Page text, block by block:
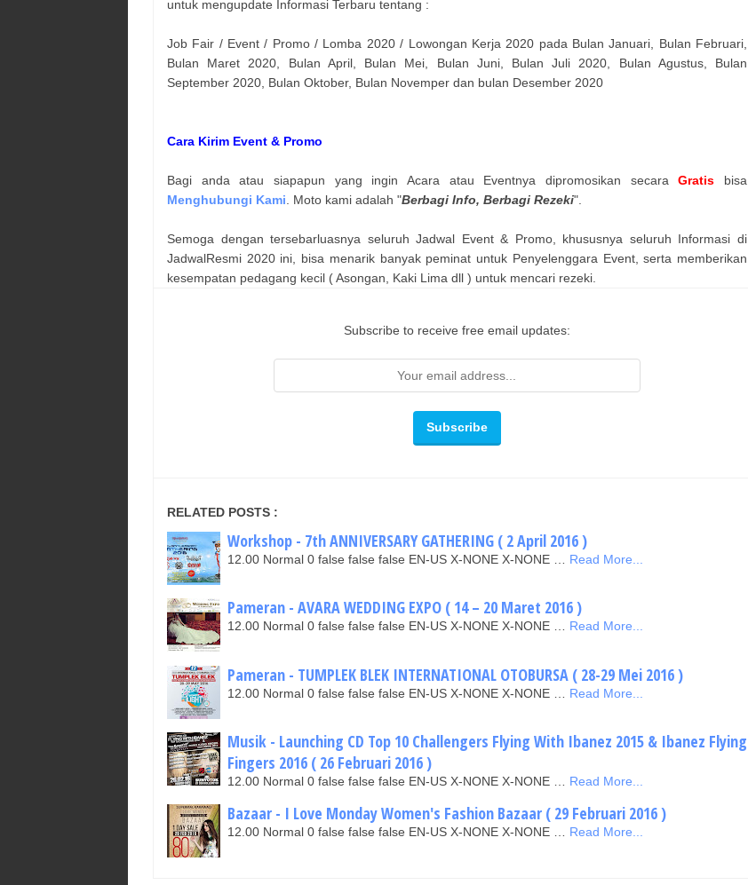
untuk mengupdate Informasi Terbaru tentang :
Job Fair / Event / Promo / Lomba 2020 / Lowongan Kerja 2020 pada Bulan Januari, Bulan Februari,
Bulan Maret 2020, Bulan April, Bulan Mei, Bulan Juni, Bulan Juli 2020, Bulan Agustus, Bulan
September 2020, Bulan Oktober, Bulan Novemper dan bulan Desember 2020
Cara Kirim Event & Promo
Bagi anda atau siapapun yang ingin Acara atau Eventnya dipromosikan secaraGratis bisa
Menghubungi Kami . Moto kami adalah "Berbagi Info, Berbagi Rezeki".
Semoga dengan tersebarluasnya seluruh Jadwal Event & Promo, khususnya seluruh Informasi di
JadwalResmi 2020 ini, bisa menarik banyak peminat untuk Penyelenggara Event, serta memberikan
kesempatan pedagang kecil ( Asongan, Kaki Lima dll ) untuk mencari rezeki.
Subscribe to receive free email updates:
RELATED POSTS :
Workshop - 7th ANNIVERSARY GATHERING ( 2 April 2016 )
12.00 Normal 0 false false false EN-US X-NONE X-NONE … Read More...
Pameran - AVARA WEDDING EXPO ( 14 – 20 Maret 2016 )
12.00 Normal 0 false false false EN-US X-NONE X-NONE … Read More...
Pameran - TUMPLEK BLEK INTERNATIONAL OTOBURSA ( 28-29 Mei 2016 )
12.00 Normal 0 false false false EN-US X-NONE X-NONE … Read More...
Musik - Launching CD Top 10 Challengers Flying With Ibanez 2015 & Ibanez Flying
Fingers 2016 ( 26 Februari 2016 )
12.00 Normal 0 false false false EN-US X-NONE X-NONE … Read More...
Bazaar - I Love Monday Women's Fashion Bazaar ( 29 Februari 2016 )
12.00 Normal 0 false false false EN-US X-NONE X-NONE … Read More...